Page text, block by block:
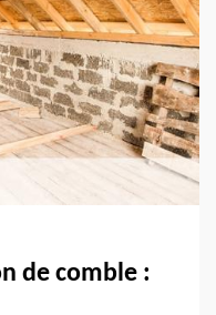
de comble :